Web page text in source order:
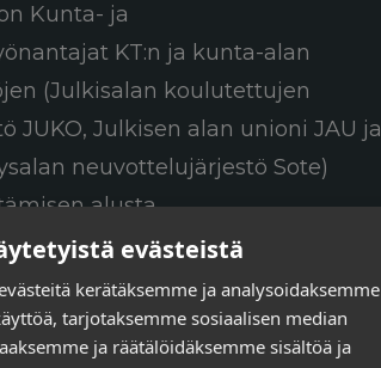
Kunta- ja
KT:n ja kunta-alan
(Julkisalan koulutettujen
JUKO, Julkisen alan unioni JAU ja
neuvottelujärjestö Sote)
alusta.
evästeistä
kerätäksemme ja analysoidaksemme
tarjotaksemme sosiaalisen median
ja räätälöidäksemme sisältöä ja